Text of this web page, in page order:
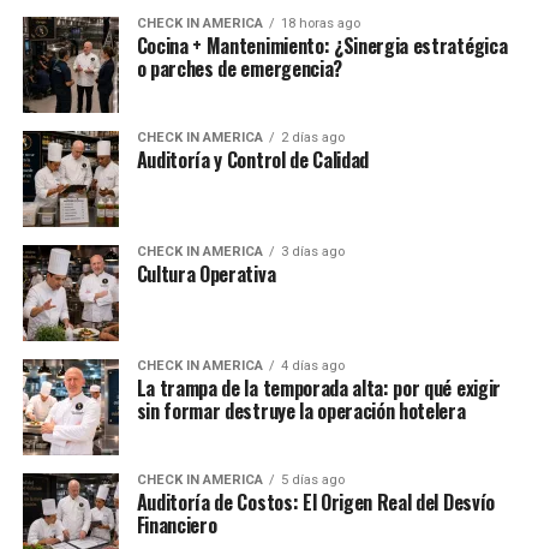
CHECK IN AMERICA 18 horas ago
Cocina + Mantenimiento: ¿Sinergia estratégica
o parches de emergencia?
CHECK IN AMERICA 2 días ago
Auditoría y Control de Calidad
CHECK IN AMERICA 3 días ago
Cultura Operativa
CHECK IN AMERICA 4 días ago
La trampa de la temporada alta: por qué exigir
sin formar destruye la operación hotelera
CHECK IN AMERICA 5 días ago
Auditoría de Costos: El Origen Real del Desvío
Financiero